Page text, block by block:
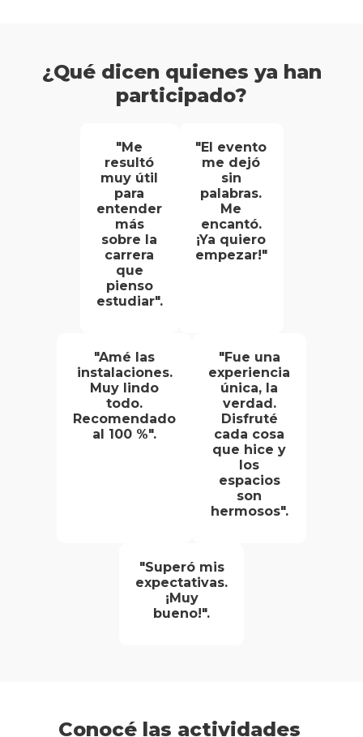
¿Qué dicen quienes ya han
participado?
"Me
resultó
muy útil
para
entender
más
sobre la
carrera
que
pienso
estudiar".
"El evento
me dejó
sin
palabras.
Me
encantó.
¡Ya quiero
empezar!"
"Amé las
instalaciones.
Muy lindo
todo.
Recomendado
al 100 %".
"Fue una
experiencia
única, la
verdad.
Disfruté
cada cosa
que hice y
los
espacios
son
hermosos".
"Superó mis
expectativas.
¡Muy
bueno!".
Conocé las actividades